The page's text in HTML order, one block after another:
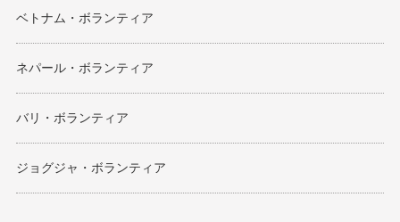
ベトナム・ボランティア
ネパール・ボランティア
バリ・ボランティア
ジョグジャ・ボランティア